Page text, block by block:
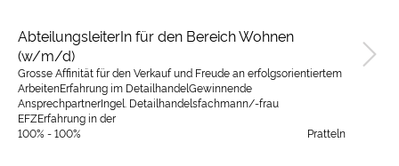
AbteilungsleiterIn für den Bereich Wohnen
(w/m/d)
Grosse Affinität für den Verkauf und Freude an erfolgsorientiertem
ArbeitenErfahrung im DetailhandelGewinnende
AnsprechpartnerIngel. Detailhandelsfachmann/-frau
EFZErfahrung in der
100% - 100%
Pratteln